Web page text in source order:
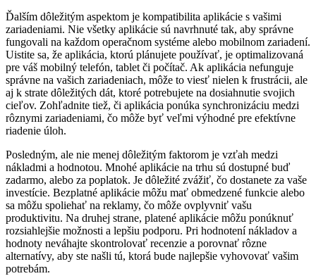
Ďalším dôležitým aspektom je kompatibilita aplikácie s vašimi
zariadeniami. Nie všetky aplikácie sú navrhnuté tak, aby správne
fungovali na každom operačnom systéme alebo mobilnom zariadení.
Uistite sa, že aplikácia, ktorú plánujete používať, je optimalizovaná
pre váš mobilný telefón, tablet či počítač. Ak aplikácia nefunguje
správne na vašich zariadeniach, môže to viesť nielen k frustrácii, ale
aj k strate dôležitých dát, ktoré potrebujete na dosiahnutie svojich
cieľov. Zohľadnite tiež, či aplikácia ponúka synchronizáciu medzi
rôznymi zariadeniami, čo môže byť veľmi výhodné pre efektívne
riadenie úloh.
Posledným, ale nie menej dôležitým faktorom je vzťah medzi
nákladmi a hodnotou. Mnohé aplikácie na trhu sú dostupné buď
zadarmo, alebo za poplatok. Je dôležité zvážiť, čo dostanete za vaše
investície. Bezplatné aplikácie môžu mať obmedzené funkcie alebo
sa môžu spoliehať na reklamy, čo môže ovplyvniť vašu
produktivitu. Na druhej strane, platené aplikácie môžu ponúknuť
rozsiahlejšie možnosti a lepšiu podporu. Pri hodnotení nákladov a
hodnoty neváhajte skontrolovať recenzie a porovnať rôzne
alternatívy, aby ste našli tú, ktorá bude najlepšie vyhovovať vašim
potrebám.